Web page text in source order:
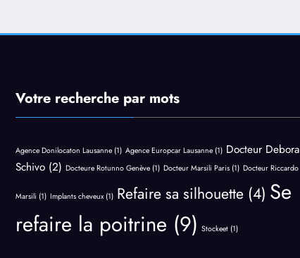
Votre recherche par mots
Agence Donilocaton Lausanne (1) Agence Europcar Lausanne (1) Docteur Debora
Schivo (2) Docteure Rotunno Genève (1) Docteur Marsili Paris (1) Docteur Riccardo
Marsili (1) Implants cheveux(1) Refaire sa silhouette (4) Se
refaire la poitrine (9) Stockeet (1)